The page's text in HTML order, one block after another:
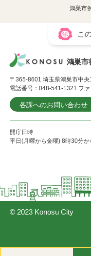
鴻巣市
こ
鴻巣市
〒365-8601 埼玉県鴻巣市中央
電話番号：048-541-1321 フ
各課へのお問い合わせ
開庁日時
平日(月曜から金曜) 8時30分
© 2023 Konosu City